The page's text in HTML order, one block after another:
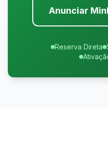
Anunciar
Reserva Direta